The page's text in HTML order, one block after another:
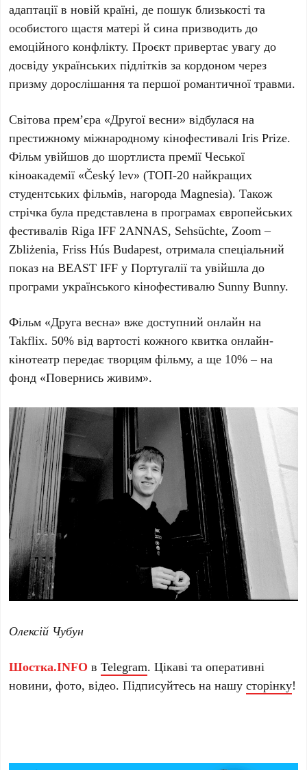
адаптації в новій країні, де пошук близькості та
особистого щастя матері й сина призводить до
емоційного конфлікту. Проєкт привертає увагу до
досвіду українських підлітків за кордоном через
призму дорослішання та першої романтичної травми.
Світова прем’єра «Другої весни» відбулася на
престижному міжнародному кінофестивалі Iris Prize.
Фільм увійшов до шортлиста премії Чеської
кіноакадемії «Český lev» (ТОП-20 найкращих
студентських фільмів, нагорода Magnesia). Також
стрічка була представлена в програмах європейських
фестивалів Riga IFF 2ANNAS, Sehsüchte, Zoom –
Zbliżenia, Friss Hús Budapest, отримала спеціальний
показ на BEAST IFF у Португалії та увійшла до
програми українського кінофестивалю Sunny Bunny.
Фільм «Друга весна» вже доступний онлайн на
Takflix. 50% від вартості кожного квитка онлайн-
кінотеатр передає творцям фільму, а ще 10% – на
фонд «Повернись живим».
Олексій Чубун
Шостка.INFO вTelegram. Цікаві та оперативні
новини, фото, відео. Підписуйтесь на нашусторінку!